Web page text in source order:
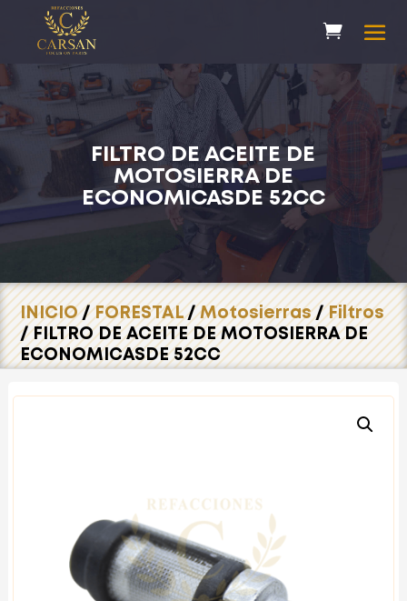
FILTRO DE ACEITE DE
MOTOSIERRA DE
ECONOMICASDE 52CC
INICIO/FORESTAL/Motosierras/Filtros
/ FILTRO DE ACEITE DE MOTOSIERRA DE
ECONOMICASDE 52CC